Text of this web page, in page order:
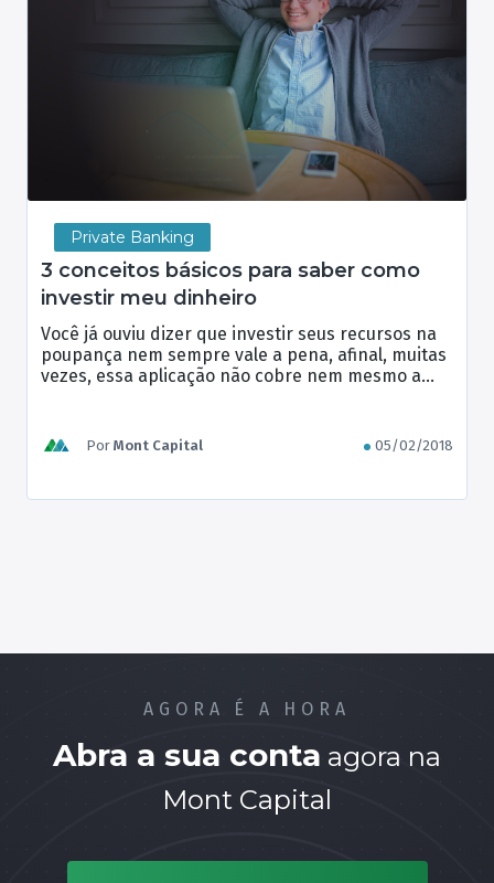
Private Banking
3 conceitos básicos para saber como
investir meu dinheiro
Você já ouviu dizer que investir seus recursos na
poupança nem sempre vale a pena, afinal, muitas
vezes, essa aplicação não cobre nem mesmo a
para dar alguma orientação, essa acaba sendo a
principal escolha — ainda que todos queiram
Por Mont Capital 05/02/2018
AGORA É A HORA
Abra a sua conta agora na
Mont Capital